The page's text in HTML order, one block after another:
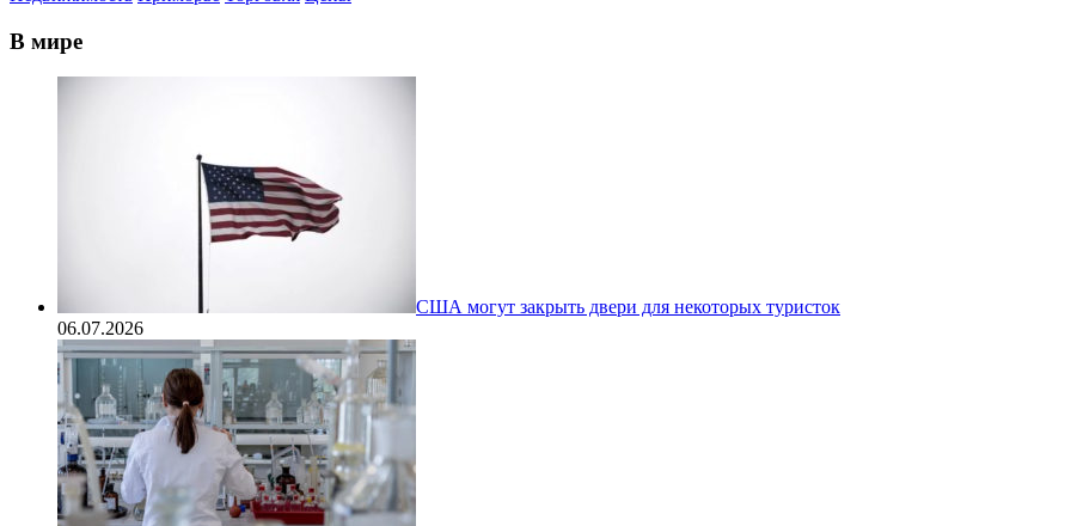
В мире
США могут закрыть двери для некоторых туристок
06.07.2026